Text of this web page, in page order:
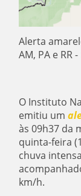
Alerta
AM, PA e RR
O Instituto
emitiu um
às 09h37 da
quinta-feira
chuva
km/h.